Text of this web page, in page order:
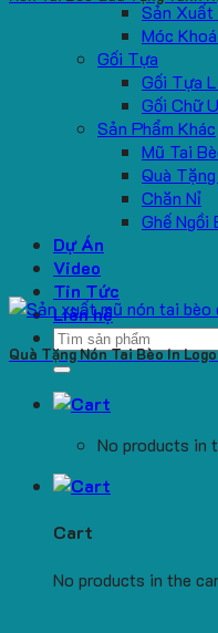
Sản Xuất
Móc
Gối Tựa
Gối Tựa
Gối Chữ U
Sản Phẩm Khác
Mũ Tai
Quà
Chăn Nỉ
Ghế Ngồi
Dự Án
Video
Tin Tức
Liên hệ
Search
for:
No products in
Cart
No products in the
Quà Tặng Nón Tai Bèo In